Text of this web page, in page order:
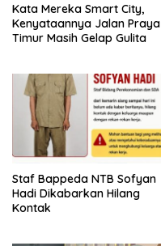
Kata Mereka Smart City,
Kenyataannya Jalan Praya
Timur Masih Gelap Gulita
Staf Bappeda NTB Sofyan
Hadi Dikabarkan Hilang
Kontak